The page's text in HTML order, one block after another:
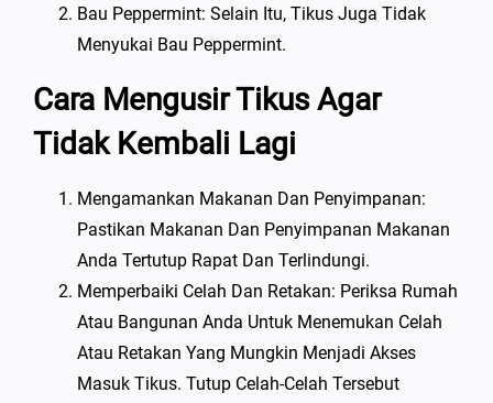
Bau Peppermint: Selain Itu, Tikus Juga Tidak
Menyukai Bau Peppermint.
Cara Mengusir Tikus Agar
Tidak Kembali Lagi
Mengamankan Makanan Dan Penyimpanan:
Pastikan Makanan Dan Penyimpanan Makanan
Anda Tertutup Rapat Dan Terlindungi.
Memperbaiki Celah Dan Retakan: Periksa Rumah
Atau Bangunan Anda Untuk Menemukan Celah
Atau Retakan Yang Mungkin Menjadi Akses
Masuk Tikus. Tutup Celah-Celah Tersebut